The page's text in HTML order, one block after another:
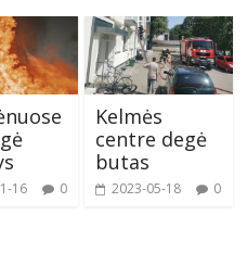
16 0
Kelmės
centre degė
butas
2023-05-18 0